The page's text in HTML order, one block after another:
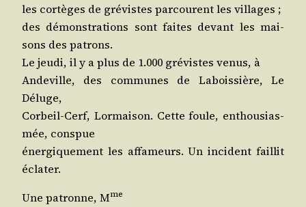
les cor­tèges de gré­vistes par­courent les villages ;
des démons­tra­tions sont faites devant les mai­
sons des patrons.
Le jeu­di, il y a plus de 1.000 gré­vistes venus, à
Ande­ville, des com­munes de Labois­sière, Le
Déluge,
Cor­beil-Cerf, Lor­mai­son. Cette foule, enthou­sias­
mée, conspue
éner­gi­que­ment les affa­meurs. Un inci­dent faillit
éclater.
Une patronne, Mme